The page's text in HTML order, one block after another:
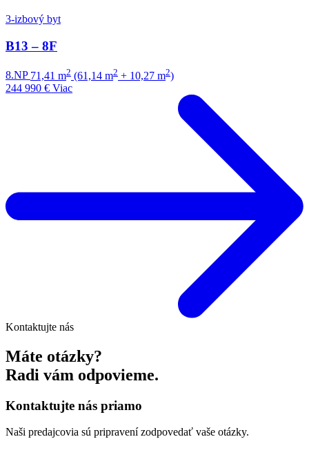
3-izbový byt
B13 – 8F
8.NP 71,41 m2 (61,14 m2 + 10,27 m2)
244 990 € Viac
Kontaktujte nás
Máte otázky?
Radi vám odpovieme.
Kontaktujte nás priamo
Naši predajcovia sú pripravení zodpovedať vaše otázky.